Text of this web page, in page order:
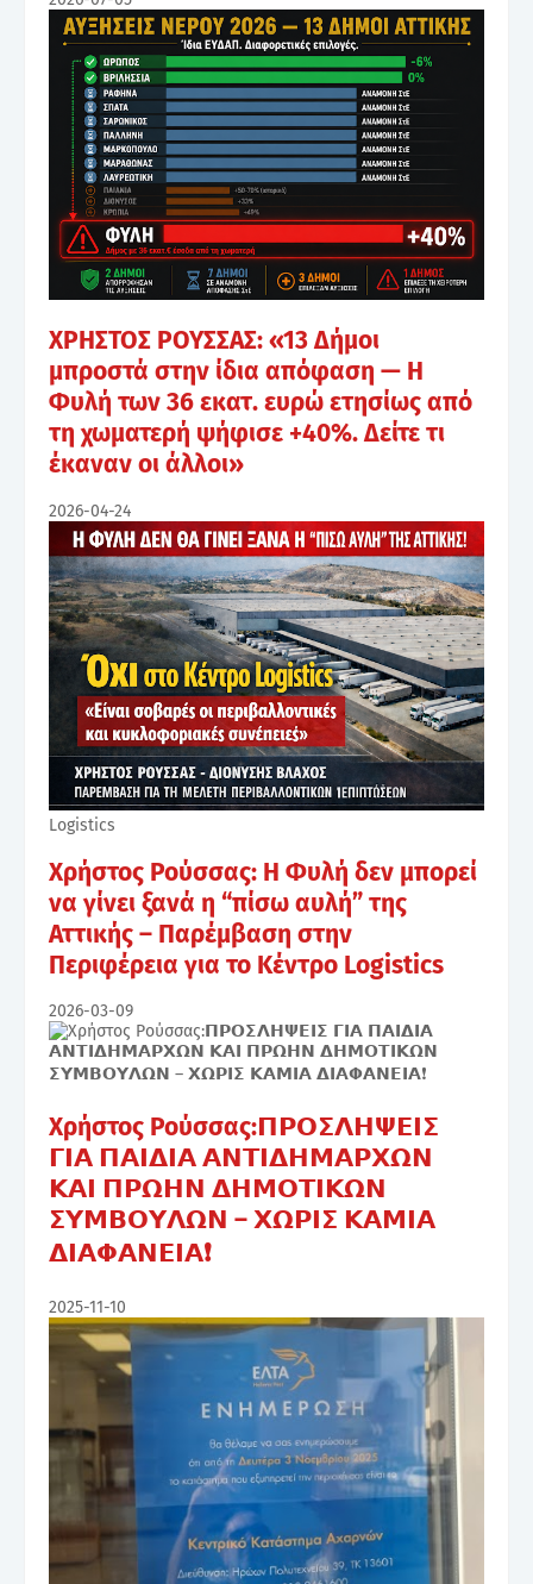
ΧΡΗΣΤΟΣ ΡΟΥΣΣΑΣ: «13 Δήμοι
μπροστά στην ίδια απόφαση — Η
Φυλή των 36 εκατ. ευρώ ετησίως από
τη χωματερή ψήφισε +40%. Δείτε τι
έκαναν οι άλλοι»
2026-04-24
Logistics
Χρήστος Ρούσσας: Η Φυλή δεν μπορεί
να γίνει ξανά η “πίσω αυλή” της
Αττικής – Παρέμβαση στην
Περιφέρεια για το Κέντρο Logistics
2026-03-09
Χρήστος Ρούσσας:𝝥𝝦𝝤𝝨𝝠𝝜𝝭𝝚𝝞𝝨
𝝘𝝞𝝖 𝝥𝝖𝝞𝝙𝝞𝝖 𝝖𝝢𝝩𝝞𝝙𝝜𝝡𝝖𝝦𝝬𝝮𝝢
𝝟𝝖𝝞 𝝥𝝦𝝮𝝜𝝢 𝝙𝝜𝝡𝝤𝝩𝝞𝝟𝝮𝝢
𝝨𝝪𝝡𝝗𝝤𝝪𝝠𝝮𝝢 – 𝝬𝝮𝝦𝝞𝝨 𝝟𝝖𝝡𝝞𝝖
𝝙𝝞𝝖𝝫𝝖𝝢𝝚𝝞𝝖❗
2025-11-10